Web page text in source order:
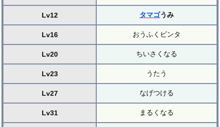
Lv12 タマゴうみ
Lv16 おうふくビンタ
Lv20 ちいさくなる
Lv23 うたう
Lv27 なげつける
Lv31 まるくなる